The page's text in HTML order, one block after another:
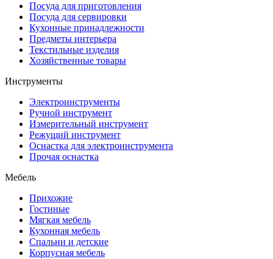
Посуда для приготовления
Посуда для сервировки
Кухонные принадлежности
Предметы интерьера
Текстильные изделия
Хозяйственные товары
Инструменты
Электроинструменты
Ручной инструмент
Измерительный инструмент
Режущий инструмент
Оснастка для электроинструмента
Прочая оснастка
Мебель
Прихожие
Гостиные
Мягкая мебель
Кухонная мебель
Спальни и детские
Корпусная мебель